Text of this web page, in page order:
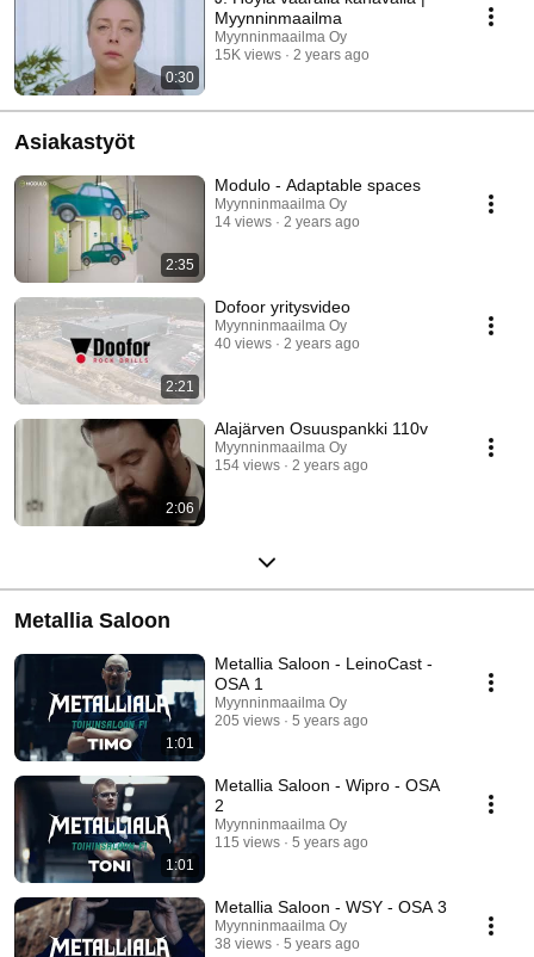
0:30
Myynninmaailma
Myynninmaailma Oy
15K views
2 years ago
Asiakastyöt
2:35
Modulo - Adaptable spaces
Myynninmaailma Oy
14 views
2 years ago
2:21
Dofoor yritysvideo
Myynninmaailma Oy
40 views
2 years ago
2:06
Alajärven Osuuspankki 110v
Myynninmaailma Oy
154 views
2 years ago
Metallia Saloon
1:01
Metallia Saloon - LeinoCast -
OSA 1
Myynninmaailma Oy
205 views
5 years ago
1:01
Metallia Saloon - Wipro - OSA
2
Myynninmaailma Oy
115 views
5 years ago
Metallia Saloon - WSY - OSA 3
Myynninmaailma Oy
38 views
5 years ago